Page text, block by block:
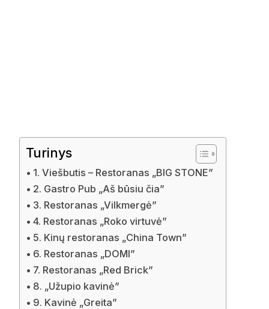
Turinys
1. Viešbutis – Restoranas „BIG STONE”
2. Gastro Pub „Aš būsiu čia”
3. Restoranas „Vilkmergė”
4. Restoranas „Roko virtuvė”
5. Kinų restoranas „China Town”
6. Restoranas „DOMI”
7. Restoranas „Red Brick”
8. „Užupio kavinė”
9. Kavinė „Greita”